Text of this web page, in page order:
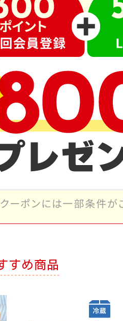
すめ商品